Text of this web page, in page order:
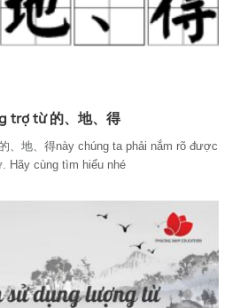
trợ từ 的、地、得
地、得này chúng ta phải nắm rõ được
Hãy cùng tìm hiểu nhé